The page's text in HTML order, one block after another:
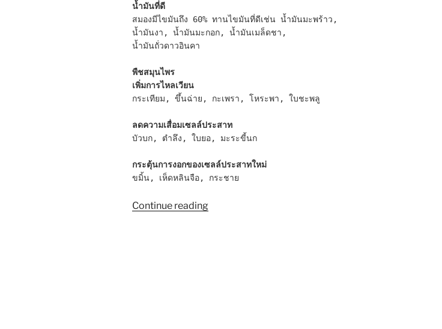
น้ำมันที่ดี
สมองมีไขมันถึง 60% ทานไขมันที่ดีเช่น น้ำมันมะพร้าว,
น้ำมันงา, น้ำมันมะกอก, น้ำมันเมล็ดชา,
น้ำมันถั่วดาวอินคา
พืชสมุนไพร
เพิ่มการไหลเวียน
กระเทียม, ขึ้นฉ่าย, กะเพรา, โหระพา, ใบชะพลู
ลดความเสื่อมเซลล์ประสาท
บัวบก, ตำลึง, ใบยอ, มะระขี้นก
กระตุ้นการงอกของเซลล์ประสาทใหม่
ขมิ้น, เห็ดหลินจือ, กระชาย
Continue reading“3